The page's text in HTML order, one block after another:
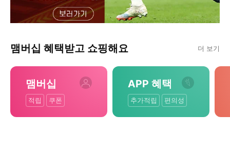
맴버십 혜택받고 쇼핑해요 더 보기
맴버십
적립 쿠폰
APP 혜택
추가적립 편의성